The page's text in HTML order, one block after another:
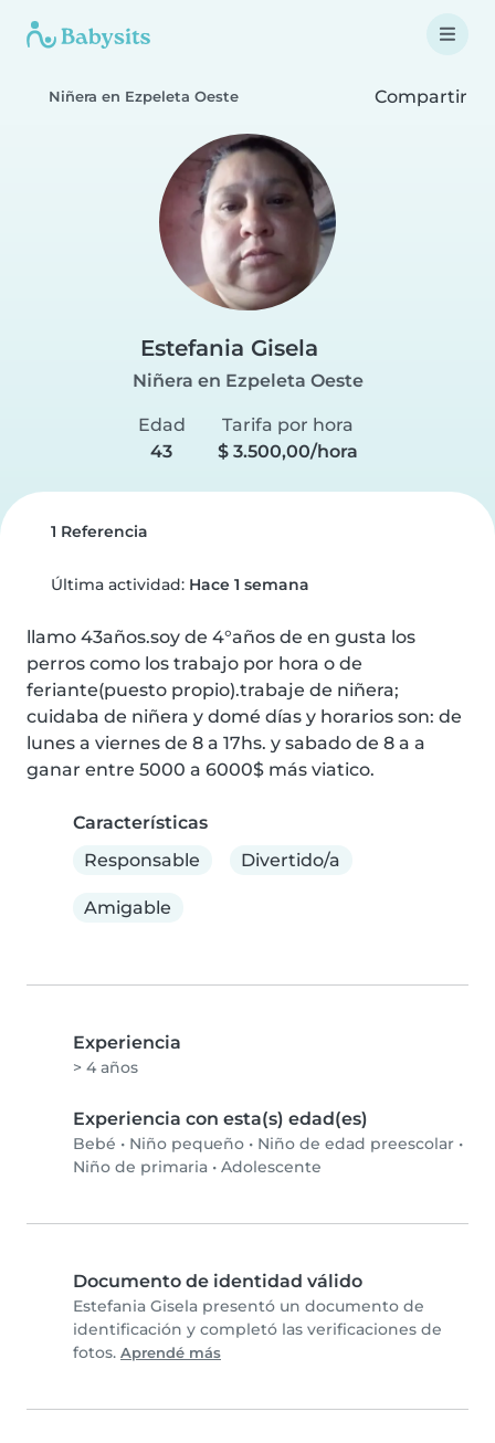
Niñera en Ezpeleta Oeste Compartir
Estefania Gisela
Niñera en Ezpeleta Oeste
Edad
43
Tarifa por hora
$ 3.500,00/hora
1 Referencia
Última actividad: Hace 1 semana
llamo 43años.soy de 4°años de en gusta los
perros como los trabajo por hora o de
feriante(puesto propio).trabaje de niñera;
cuidaba de niñera y domé días y horarios son: de
lunes a viernes de 8 a 17hs. y sabado de 8 a a
ganar entre 5000 a 6000$ más viatico.
Características
Responsable
Divertido/a
Amigable
Experiencia
> 4 años
Experiencia con esta(s) edad(es)
Bebé • Niño pequeño • Niño de edad preescolar •
Niño de primaria • Adolescente
Documento de identidad válido
Estefania Gisela presentó un documento de
identificación y completó las verificaciones de
fotos. Aprendé más